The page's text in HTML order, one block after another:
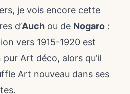
je vois encore cette
d’Auch ou de Nogaro :
vers 1915-1920 est
Art déco, alors qu’il
Art nouveau dans ses